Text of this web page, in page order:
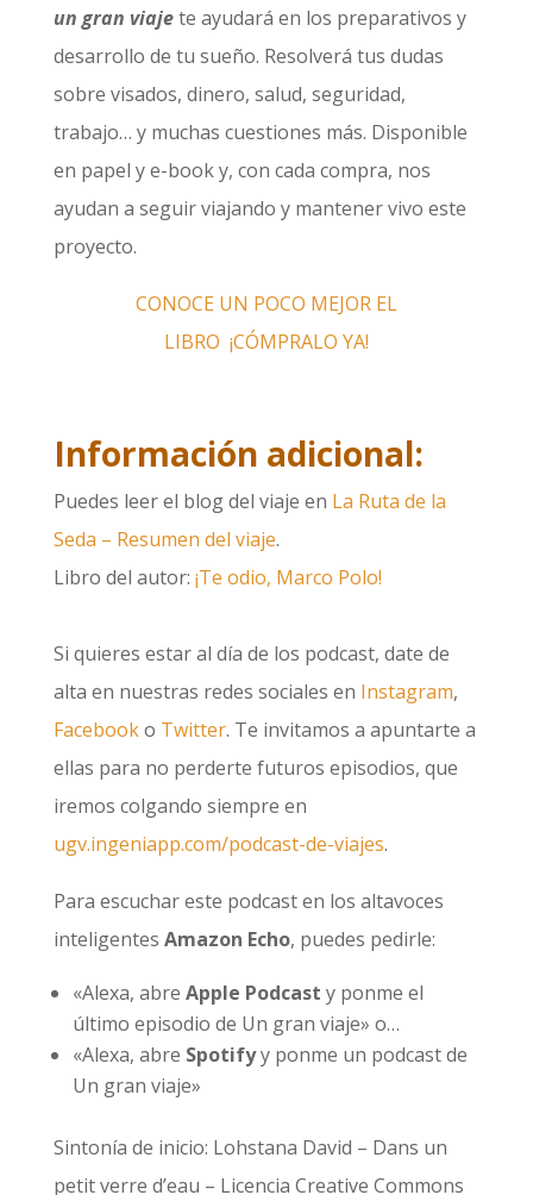
un gran viajete ayudará en los preparativos y
desarrollo de tu sueño. Resolverá tus dudas
sobre visados, dinero, salud, seguridad,
trabajo… y muchas cuestiones más. Disponible
en papel y e-book y, con cada compra, nos
ayudan a seguir viajando y mantener vivo este
proyecto.
CONOCE UN POCO MEJOR EL
LIBRO ¡CÓMPRALO YA!
Información adicional:
Puedes leer el blog del viaje en La Ruta de la
Seda – Resumen del viaje.
Libro del autor: ¡Te odio, Marco Polo!
Si quieres estar al día de los podcast, date de
alta en nuestras redes sociales en Instagram,
Facebooko Twitter. Te invitamos a apuntarte a
ellas para no perderte futuros episodios, que
iremos colgando siempre en
ugv.ingeniapp.com/podcast-de-viajes.
Para escuchar este podcast en los altavoces
inteligentes Amazon Echo, puedes pedirle:
«Alexa, abre Apple Podcast y ponme el
último episodio de Un gran viaje» o…
«Alexa, abre Spotifyy ponme un podcast de
Un gran viaje»
Sintonía de inicio: Lohstana David – Dans un
petit verre d’eau – Licencia Creative Commons